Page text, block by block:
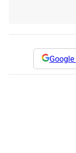
Google